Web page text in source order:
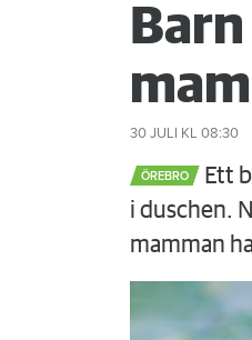
30 JULI KL 08:30
ÖREBRO
Ett
i duschen.
mamman